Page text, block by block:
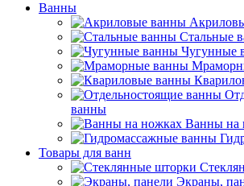
Ванны
Стальные
Чугунные
ванны
Ванны на
Товары для ванн
Экраны,